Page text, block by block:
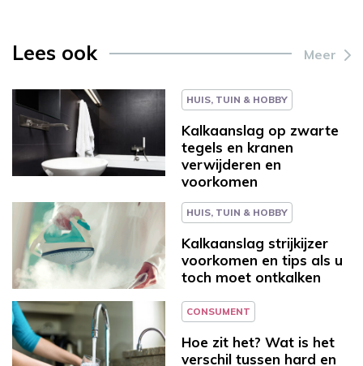
Lees ook Meer
HUIS, TUIN & HOBBY
Kalkaanslag op zwarte
tegels en kranen
verwijderen en
voorkomen
HUIS, TUIN & HOBBY
Kalkaanslag strijkijzer
voorkomen en tips als u
toch moet ontkalken
CONSUMENT
Hoe zit het? Wat is het
verschil tussen hard en